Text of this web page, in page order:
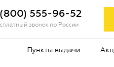
555-96-52
звонок по России
Пункты выдачи